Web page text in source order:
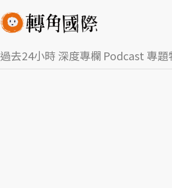
過去24小時深度專欄 Podcast 專題